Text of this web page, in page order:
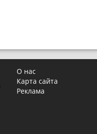
О нас
Карта сайта
Реклама